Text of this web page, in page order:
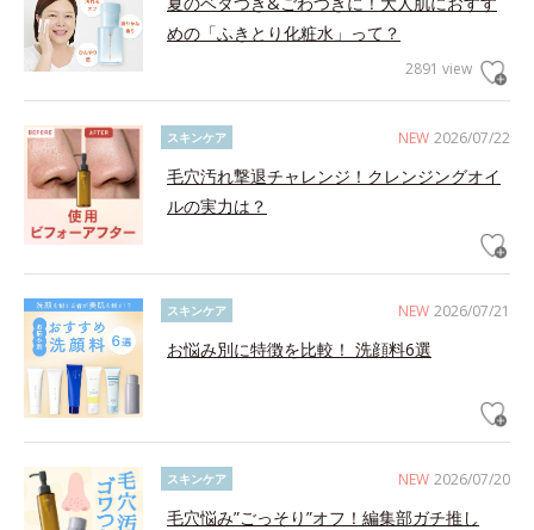
めの「ふきとり化粧水」って？
2891 view
NEW 2026/07/22
スキンケア
毛穴汚れ撃退チャレンジ！クレンジングオイ
ルの実力は？
NEW 2026/07/21
スキンケア
お悩み別に特徴を比較！ 洗顔料6選
NEW 2026/07/20
スキンケア
毛穴悩み”ごっそり”オフ！編集部ガチ推し